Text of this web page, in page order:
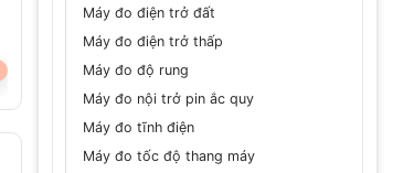
Máy đo điện trở đất
Máy đo điện trở thấp
Máy đo độ rung
Máy đo nội trở pin ắc quy
Máy đo tĩnh điện
Máy đo tốc độ thang máy